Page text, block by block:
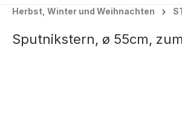
Herbst, Winter und Weihnachten
Sputnikstern, ø 55cm,